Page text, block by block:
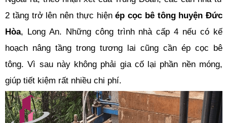
2 tầng trở lên nên thực hiệnép cọc bê tông huyện Đức
Hòa, Long An. Những công trình nhà cấp 4 nếu có kế
hoạch nâng tầng trong tương lai cũng cần ép cọc bê
tông. Vì sau này không phải gia cố lại phần nền móng,
giúp tiết kiệm rất nhiều chi phí.